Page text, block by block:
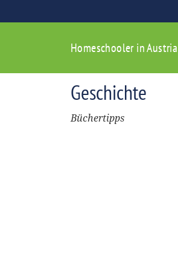
Homeschooler in Austria
Geschichte
Büchertipps